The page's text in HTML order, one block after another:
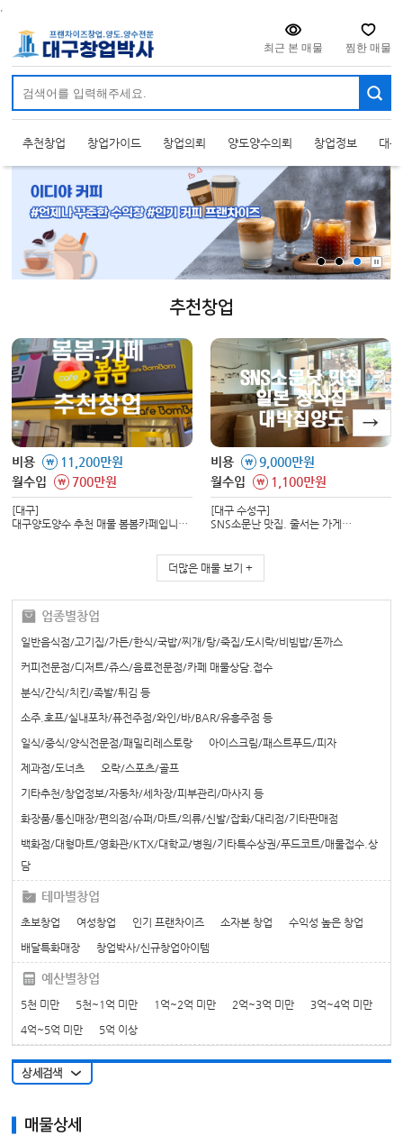
최근 본 매물 찜한 매물
추천창업 창업가이드 창업의뢰 양도양수의뢰 창업정보 대
추천창업
비용 \
11,200만원
월수입
\ 700만원
[대구]
대구양도양수 추천 매물 봄봄카페입니다.
비용 \ 9,000만원
월수입
\ 1,100만원
[대구 수성구]
SNS소문난 맛집. 줄서는 가게
더많은 매물 보기 +
업종별창업
일반음식점/고기집/가든/한식/국밥/찌개/탕/죽집/도시락/비빔밥/돈까스
커피전문점/디저트/쥬스/음료전문점/카페 매물상담.접수
분식/간식/치킨/족발/튀김 등
소주.호프/실내포차/퓨전주점/와인/바/BAR/유흥주점 등
일식/중식/양식전문점/패밀리레스토랑
아이스크림/패스트푸드/피자
제과점/도너츠
오락/스포츠/골프
기타추천/창업정보/자동차/세차장/피부관리/마사지 등
화장품/통신매장/편의점/슈퍼/마트/의류/신발/잡화/대리점/기타판매점
백화점/대형마트/영화관/KTX/대학교/병원/기타특수상권/푸드코트/매물접수.상
담
테마별창업
초보창업 여성창업 인기 프랜차이즈 소자본 창업
수익성 높은 창업
배달특화매장
창업박사/신규창업아이템
예산별창업
5천 미만 5천~1억 미만 1억~2억 미만 2억~3억 미만
3억~4억 미만
4억~5억 미만
5억 이상
매물상세